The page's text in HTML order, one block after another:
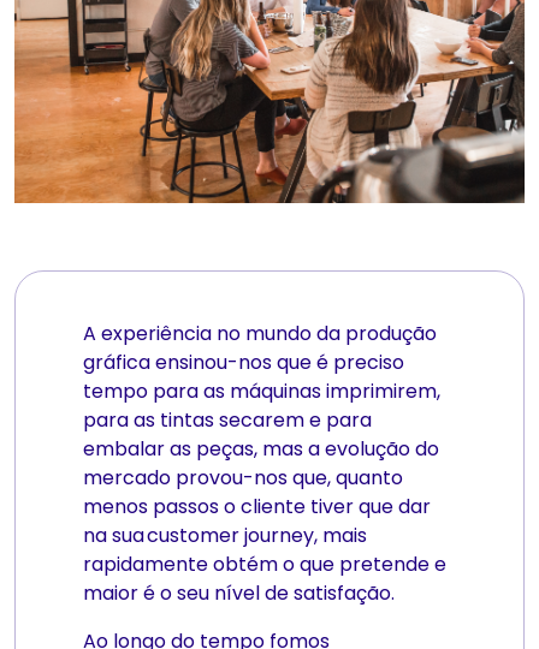
A experiência no mundo da produção
gráfica ensinou-nos que é preciso
tempo para as máquinas imprimirem,
para as tintas secarem e para
embalar as peças, mas a evolução do
mercado provou-nos que, quanto
menos passos o cliente tiver que dar
na sua customer journey, mais
rapidamente obtém o que pretende e
maior é o seu nível de satisfação.
Ao longo do tempo fomos